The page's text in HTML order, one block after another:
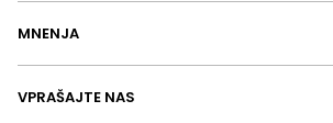
MNENJA
VPRAŠAJTE NAS